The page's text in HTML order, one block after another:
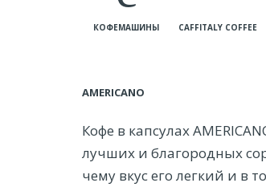
КОФЕМАШИНЫ CAFFITALY COFFEE
AMERICANO
Кофе в капсулах
лучших и благородных
чему вкус его легкий и в